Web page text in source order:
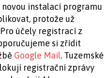
instalací programu
protože už
účely registrací z
si zřídit
Google Mail. Tuzemské
registrační zprávy